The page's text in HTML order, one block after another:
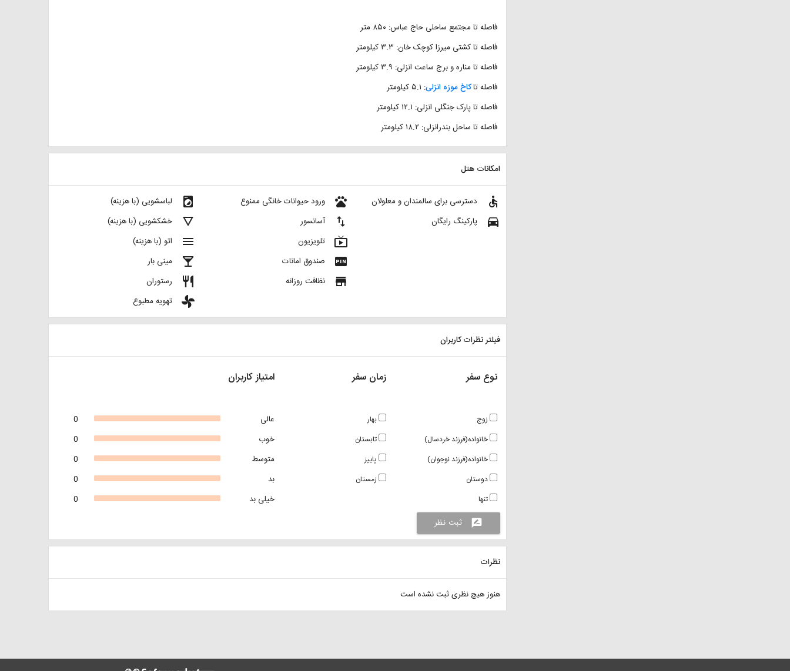
فاصله تا مجتمع ساحلی حاج عباس: ۸۵۰ متر
فاصله تا کشتی میرزا کوچک خان: ۳.۳ کیلومتر
فاصله تا مناره و برج ساعت انزلی: ۳.۹ کیلومتر
فاصله تاکاخ موزه انزلی: ۵.۱ کیلومتر
فاصله تا پارک جنگلی انزلی: ۱۲.۱ کیلومتر
فاصله تا ساحل بندرانزلی: ۱۸.۲ کیلومتر
امکانات هتل
local_laundry_service لباسشویی (با هزینه)
details خشکشویی (با هزینه)
menu اتو (با هزینه)
local_bar مینی بار
restaurant رستوران
toys تهویه مطبوع
pets ورود حیوانات خانگی ممنوع
import_export آسانسور
live_tv تلویزیون
fiber_pin صندوق امانات
store نظافت روزانه
accessible دسترسی برای سالمندان و معلولان
directions_car پارکینگ رایگان
فیلتر نظرات کاربران
امتیاز کاربران
0
عالی
0
خوب
0
متوسط
0
بد
0
خیلی بد
زمان سفر
بهار
تابستان
پاییز
زمستان
نوع سفر
زوج
خانواده(فرزند خردسال)
خانواده(فرزند نوجوان)
دوستان
تنها
rate_review
ثبت نظر
نظرات
هنوز هیچ نظری ثبت نشده است